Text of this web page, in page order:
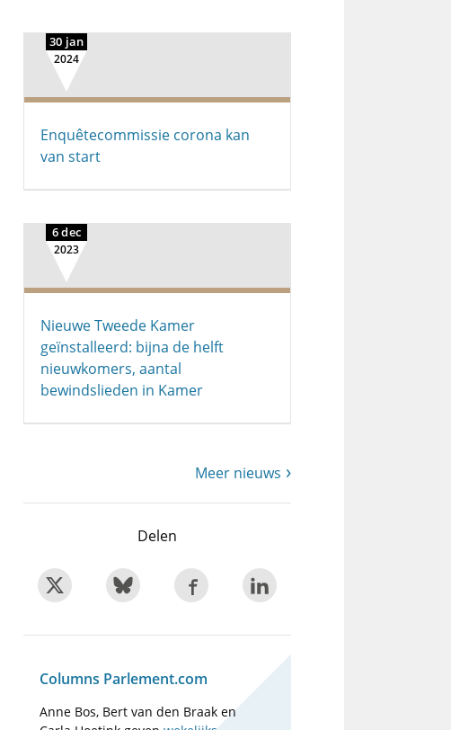
30 jan
2024
Enquêtecommissie corona kan
van start
6 dec
2023
Nieuwe Tweede Kamer
geïnstalleerd: bijna de helft
nieuwkomers, aantal
bewindslieden in Kamer
Meer nieuws
Delen
Columns Parlement.com
Anne Bos, Bert van den Braak en